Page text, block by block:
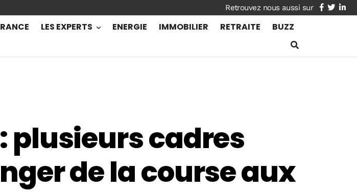
facebook
twitter
LES EXPERTS ENERGIE IMMOBILIER RETRAITE BUZZ
plusieurs cadres
de la course aux